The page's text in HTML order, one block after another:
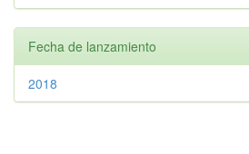
Fecha de lanzamiento
2018